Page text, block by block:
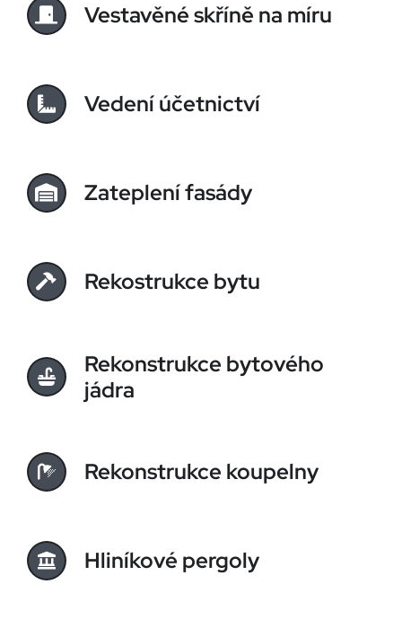
Vestavěné skříně na míru
Vedení účetnictví
Zateplení fasády
Rekostrukce bytu
Rekonstrukce bytového
jádra
Rekonstrukce koupelny
Hliníkové pergoly